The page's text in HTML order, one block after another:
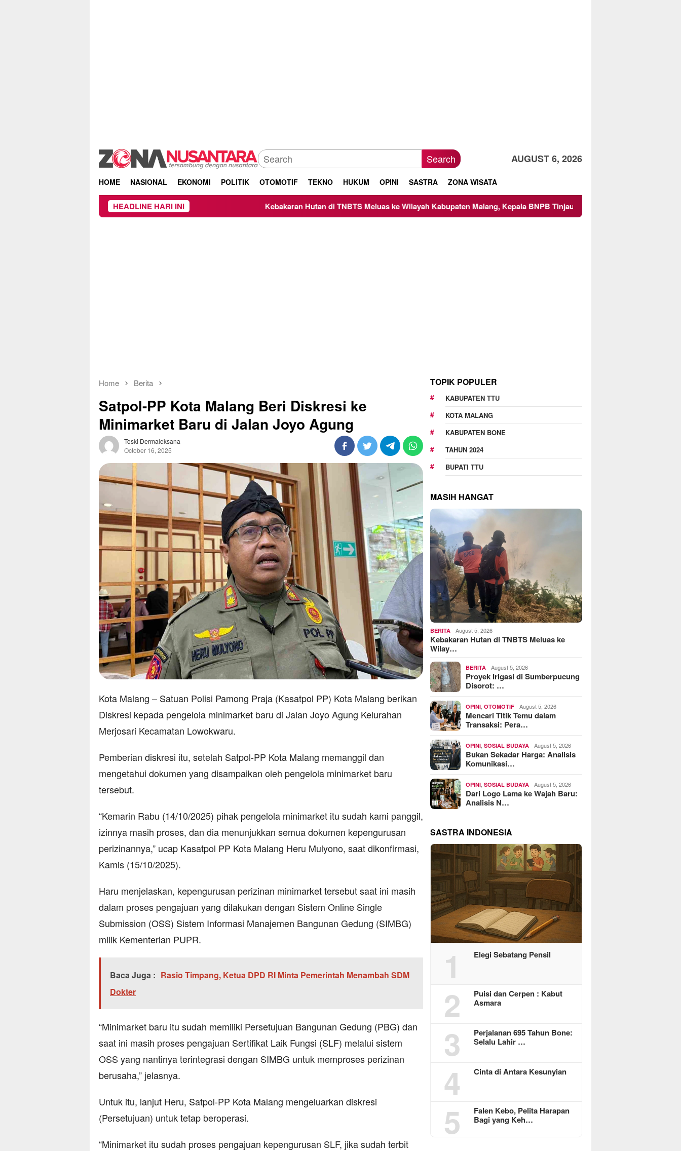
Search AUGUST 6, 2026
HOME NASIONAL EKONOMI POLITIK OTOMOTIF TEKNO HUKUM OPINI SASTRA ZONA WISATA
HEADLINE HARI INI Kebakaran Hutan di TNBTS Meluas ke Wilayah Kabupaten Malang, Kepala BNPB Tinjau Langsung Lokasi
Home Berita
Satpol-PP Kota Malang Beri Diskresi ke
Minimarket Baru di Jalan Joyo Agung
Toski Dermaleksana
October 16, 2025
Kota Malang – Satuan Polisi Pamong Praja (Kasatpol PP) Kota Malang berikan
Diskresi kepada pengelola minimarket baru di Jalan Joyo Agung Kelurahan
Merjosari Kecamatan Lowokwaru.
Pemberian diskresi itu, setelah Satpol-PP Kota Malang memanggil dan
mengetahui dokumen yang disampaikan oleh pengelola minimarket baru
tersebut.
“Kemarin Rabu (14/10/2025) pihak pengelola minimarket itu sudah kami panggil,
izinnya masih proses, dan dia menunjukkan semua dokumen kepengurusan
perizinannya,” ucap Kasatpol PP Kota Malang Heru Mulyono, saat dikonfirmasi,
Kamis (15/10/2025).
Haru menjelaskan, kepengurusan perizinan minimarket tersebut saat ini masih
dalam proses pengajuan yang dilakukan dengan Sistem Online Single
Submission (OSS) Sistem Informasi Manajemen Bangunan Gedung (SIMBG)
milik Kementerian PUPR.
Baca Juga : Rasio Timpang, Ketua DPD RI Minta Pemerintah Menambah SDM
Dokter
“Minimarket baru itu sudah memiliki Persetujuan Bangunan Gedung (PBG) dan
saat ini masih proses pengajuan Sertifikat Laik Fungsi (SLF) melalui sistem
OSS yang nantinya terintegrasi dengan SIMBG untuk memproses perizinan
berusaha,” jelasnya.
Untuk itu, lanjut Heru, Satpol-PP Kota Malang mengeluarkan diskresi
(Persetujuan) untuk tetap beroperasi.
“Minimarket itu sudah proses pengajuan kepengurusan SLF, jika sudah terbit
TOPIK POPULER
KABUPATEN TTU
KOTA MALANG
KABUPATEN BONE
TAHUN 2024
BUPATI TTU
MASIH HANGAT
BERITA August 5, 2026
Kebakaran Hutan di TNBTS Meluas ke
Wilay…
BERITA August 5, 2026
Proyek Irigasi di Sumberpucung
Disorot: …
OPINI ,OTOMOTIF August 5, 2026
Mencari Titik Temu dalam
Transaksi: Pera…
OPINI ,SOSIAL BUDAYA August 5, 2026
Bukan Sekadar Harga: Analisis
Komunikasi…
OPINI ,SOSIAL BUDAYA August 5, 2026
Dari Logo Lama ke Wajah Baru:
Analisis N…
SASTRA INDONESIA
1 Elegi Sebatang Pensil
2
Puisi dan Cerpen : Kabut
Asmara
3
Perjalanan 695 Tahun Bone:
Selalu Lahir …
4 Cinta di Antara Kesunyian
5
Falen Kebo, Pelita Harapan
Bagi yang Keh…